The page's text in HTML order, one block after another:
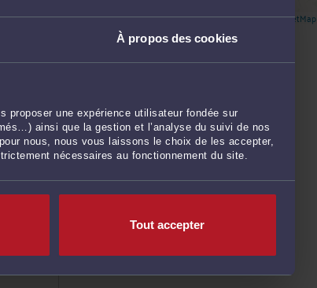
À propos des cookies
proposer une expérience utilisateur fondée sur
ainsi que la gestion et l’analyse du suivi de nos
nous, nous vous laissons le choix de les accepter,
nécessaires au fonctionnement du site.
Tout accepter
Leaflet| ©OpenStreetMap